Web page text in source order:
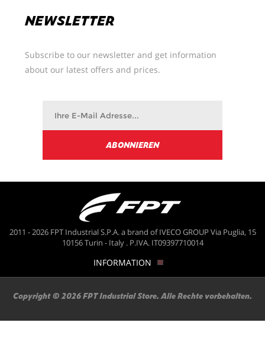
NEWSLETTER
Subscribe to our newsletter and get information
about our latest offers and prices.
2011 - 2026 FPT Industrial S.P.A. a brand of IVECO GROUP Via Puglia, 15
10156 Turin - Italy . P.IVA. IT09397710014
INFORMATION
Copyright © 2026 FPT Industrial Store. Alle Rechte vorbehalten.